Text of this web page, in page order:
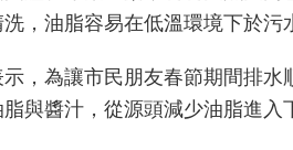
，油脂容易在低溫環境下於
，為讓市民朋友春節期間排
與醬汁，從源頭減少油脂進